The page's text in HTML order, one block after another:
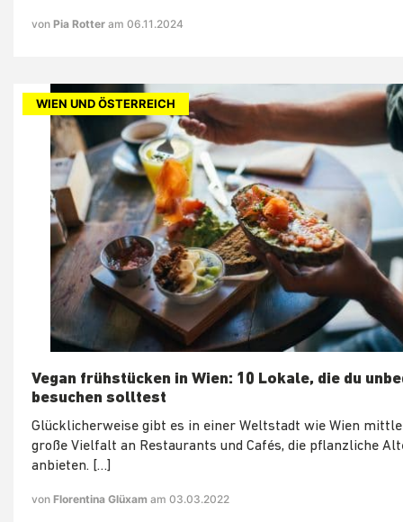
von Pia Rotter am 06.11.2024
WIEN UND ÖSTERREICH
Vegan frühstücken in Wien: 10 Lokale, die du
besuchen solltest
Glücklicherweise gibt es in einer Weltstadt wie Wien
große Vielfalt an Restaurants und Cafés, die pflanzliche
anbieten. […]
von Florentina Glüxam am 03.03.2022